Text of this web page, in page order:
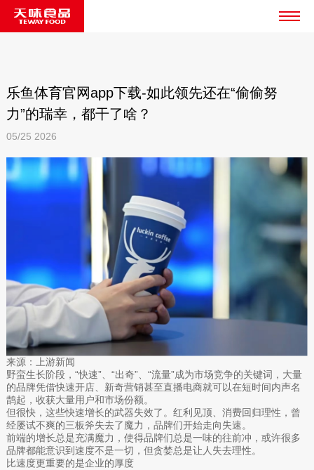
乐鱼体育官网app下载-如此领先还在“偷偷努
力”的瑞幸，都干了啥？
05/25 2026
来源：上游新闻
野蛮生长阶段，“快速”、“出奇”、“流量”成为市场竞争的关键词，大量
的品牌凭借快速开店、新奇营销甚至直播电商就可以在短时间内声名
鹊起，收获大量用户和市场份额。
但很快，这些快速增长的武器失效了。红利见顶、消费回归理性，曾
经屡试不爽的三板斧失去了魔力，品牌们开始走向失速。
前端的增长总是充满魔力，使得品牌们总是一味的往前冲，或许很多
品牌都能意识到速度不是一切，但贪婪总是让人失去理性。
比速度更重要的是企业的厚度